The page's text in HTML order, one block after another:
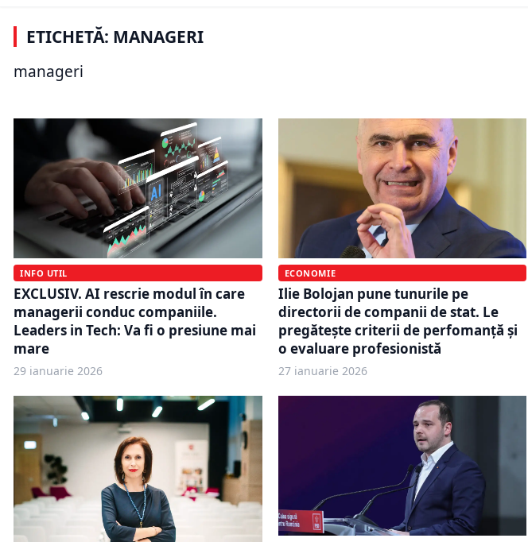
ETICHETĂ: MANAGERI
manageri
Companiile de top transformă
numerarul de două ori mai repede.
Capitalul de lucru devine arma
decisivă pentru creștere
INFO UTIL
EXCLUSIV. AI rescrie modul în care
managerii conduc companiile.
Leaders in Tech: Va fi o presiune mai
mare
29 ianuarie 2026
ECONOMIE
Ilie Bolojan pune tunurile pe
directorii de companii de stat. Le
pregătește criterii de perfomanță și
o evaluare profesionistă
27 ianuarie 2026